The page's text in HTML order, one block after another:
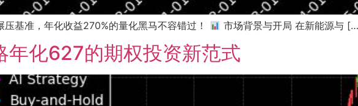
基准，年化收益270%的量化黑马不容错过！ 市场背景与开局 在新能源与
年化627的期权投资新范式